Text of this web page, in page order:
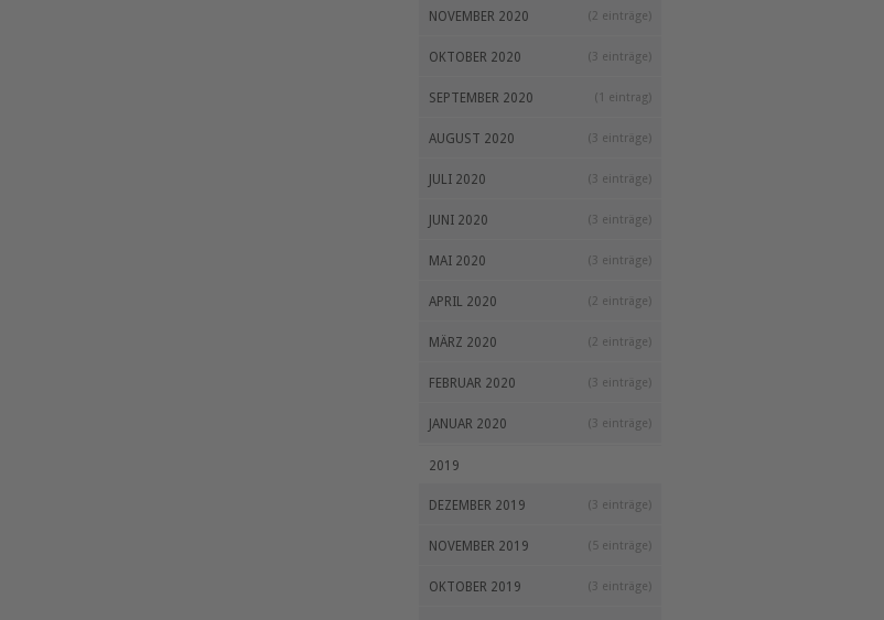
NOVEMBER 2020 (2 einträge)
OKTOBER 2020 (3 einträge)
SEPTEMBER 2020 (1 eintrag)
AUGUST 2020 (3 einträge)
JULI 2020 (3 einträge)
JUNI 2020 (3 einträge)
MAI 2020 (3 einträge)
APRIL 2020 (2 einträge)
MÄRZ 2020 (2 einträge)
FEBRUAR 2020 (3 einträge)
JANUAR 2020 (3 einträge)
2019
DEZEMBER 2019 (3 einträge)
NOVEMBER 2019 (5 einträge)
OKTOBER 2019 (3 einträge)